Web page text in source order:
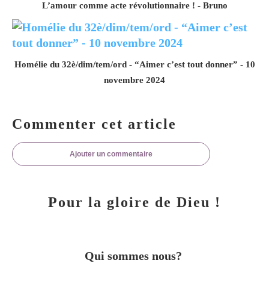
L’amour comme acte révolutionnaire ! - Bruno
Homélie du 32è/dim/tem/ord - “Aimer c’est tout donner” - 10
novembre 2024
Commenter cet article
Ajouter un commentaire
Pour la gloire de Dieu !
Qui sommes nous?